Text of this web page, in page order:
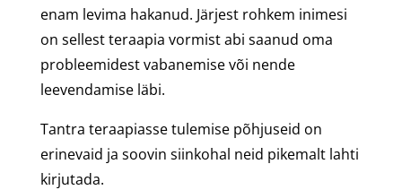
enam levima hakanud. Järjest rohkem inimesi
on sellest teraapia vormist abi saanud oma
probleemidest vabanemise või nende
leevendamise läbi.
Tantra teraapiasse tulemise põhjuseid on
erinevaid ja soovin siinkohal neid pikemalt lahti
kirjutada.